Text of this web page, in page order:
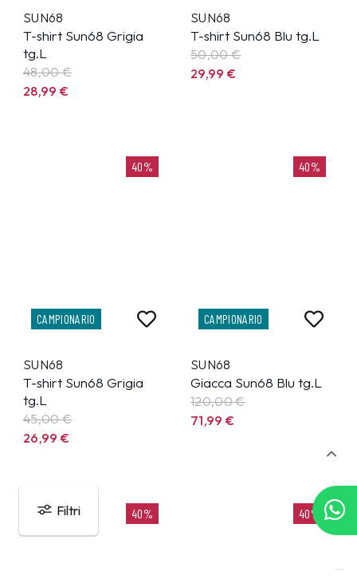
Filtri
SUN68
T-shirt Sun68 Grigia
tg.L
48,00 €
28,99€
SUN68
T-shirt Sun68 Blu tg.L
50,00 €
29,99€
40%
CAMPIONARIO
SUN68
T-shirt Sun68 Grigia
tg.L
45,00 €
26,99€
40%
CAMPIONARIO
SUN68
Giacca Sun68 Blu tg.L
120,00 €
71,99€
40% 40%